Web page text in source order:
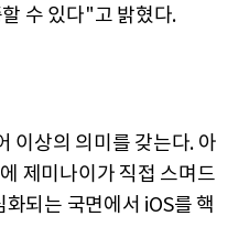
수 있다"고 밝혔다.
이상의 의미를 갖는다. 아
제미나이가 직접 스며드
되는 국면에서 iOS를 핵